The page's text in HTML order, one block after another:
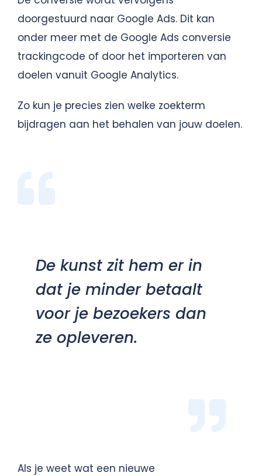
doorgestuurd naar Google Ads. Dit kan
onder meer met de Google Ads conversie
trackingcode of door het importeren van
doelen vanuit Google Analytics.
Zo kun je precies zien welke zoekterm
bijdragen aan het behalen van jouw doelen.
De kunst zit hem er in
dat je minder betaalt
voor je bezoekers dan
ze opleveren.
Als je weet wat een nieuwe